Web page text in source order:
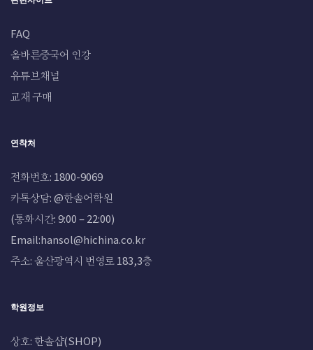
FAQ
올바른중국어 인강
유튜브채널
교재 구매
연착처
전화번호: 1800-9069
카톡상담: @한솔어학원
(통화시간: 9:00 – 22:00)
Email:hansol@hichina.co.kr
주소: 울산광역시 번영로 183,3층
학원정보
상호: 한솔샵(SHOP)